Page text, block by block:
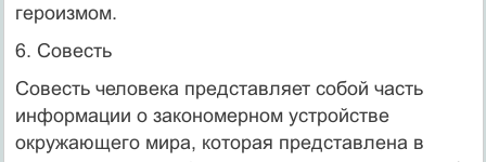
героизмом.
6. Совесть
Совесть человека представляет собой часть
информации о закономерном устройстве
окружающего мира, которая представлена в